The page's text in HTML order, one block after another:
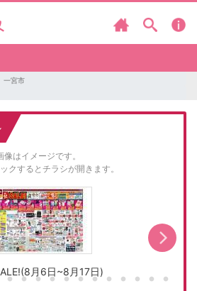
一宮市
像はイメージです。
クするとチラシが開きます。
月6日~8月17日)